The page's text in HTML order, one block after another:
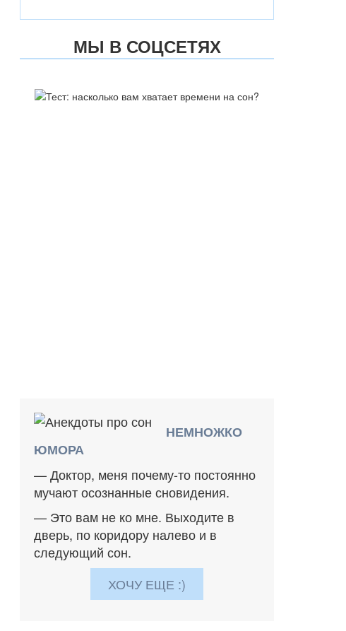
МЫ В СОЦСЕТЯХ
НЕМНОЖКО
ЮМОРА
— Доктор, меня почему-то постоянно
мучают осознанные сновидения.
— Это вам не ко мне. Выходите в
дверь, по коридору налево и в
следующий сон.
ХОЧУ ЕЩЕ :)